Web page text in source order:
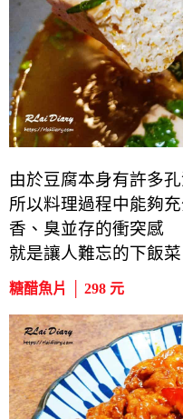
由於豆腐本身有許多孔
所以料理過程中能夠
香、臭並存的衝突感
就是讓人難忘的下飯菜
糖醋魚片 │ 298 元